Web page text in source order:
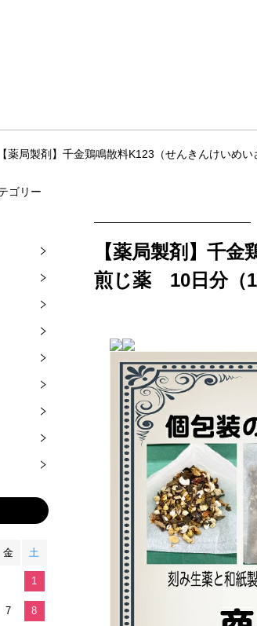
【薬局製剤】千金鶏鳴散料K123（せんきんけいめ
【薬局製剤】千
煎じ薬 10日分（
ゴリー
金 土
1
7 8